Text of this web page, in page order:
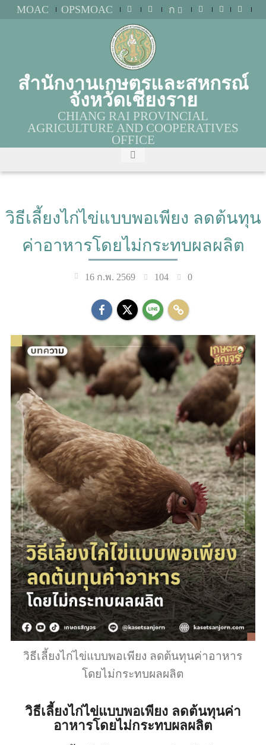
MOAC OPSMOAC ก
สำนักงานเกษตรและสหกรณ์
จังหวัดเชียงราย
CHIANG RAI PROVINCIAL
AGRICULTURE AND COOPERATIVES
OFFICE
วิธีเลี้ยงไก่ไข่แบบพอเพียง ลดต้นทุน
ค่าอาหารโดยไม่กระทบผลผลิต
16 ก.พ. 2569 104 0
วิธีเลี้ยงไก่ไข่แบบพอเพียง ลดต้นทุนค่าอาหาร
โดยไม่กระทบผลผลิต
วิธีเลี้ยงไก่ไข่แบบพอเพียง ลดต้นทุนค่า
อาหารโดยไม่กระทบผลผลิต